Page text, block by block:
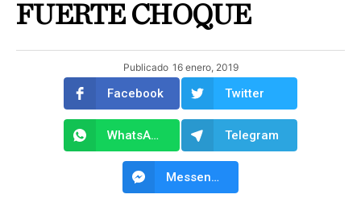
FUERTE CHOQUE
Publicado 16 enero, 2019
Facebook Twitter
WhatsApp Telegram
Messenger